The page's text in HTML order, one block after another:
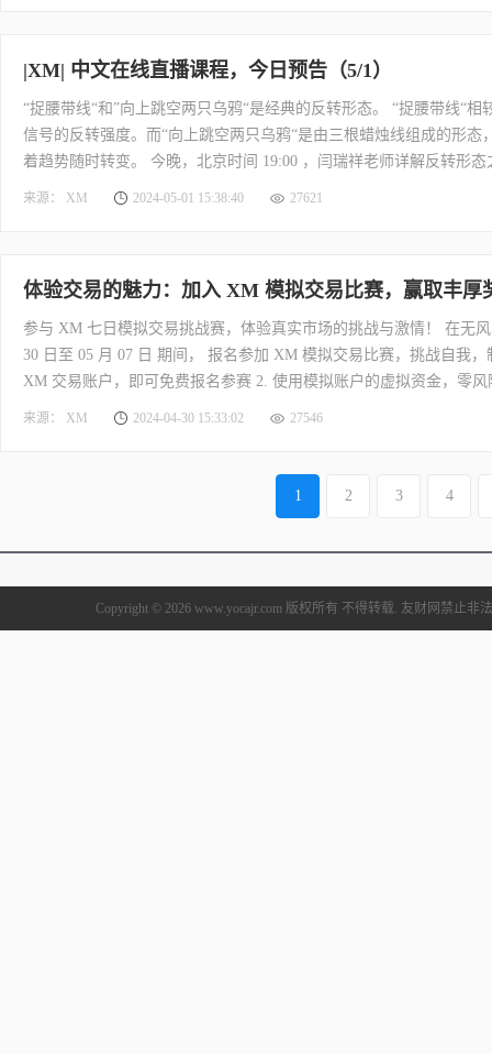
|XM| 中文在线直播课程，今日预告（5/1）
“捉腰带线“和”向上跳空两只乌鸦“是经典的反转形态。 “捉腰带线“
信号的反转强度。而“向上跳空两只乌鸦“是由三根蜡烛线组成的形
着趋势随时转变。 今晚，北京时间 19:00 ，闫瑞祥老师详解反转形
）详解向上跳空两只乌鸦 投资的三大要素被概括为标的物、策略和
来源： XM 2024-05-01 15:38:40 27621
体验交易的魅力：加入 XM 模拟交易比赛，赢取丰厚
参与 XM 七日模拟交易挑战赛，体验真实市场的挑战与激情！ 在无
30 日至 05 月 07 日 期间， 报名参加 XM 模拟交易比赛，挑战自我
XM 交易账户，即可免费报名参赛 2. 使用模拟账户的虚拟资金，零
方海报二维码！ 了解更多，即刻访问 XM 官网： https://
来源： XM 2024-04-30 15:33:02 27546
1 2 3 4
Copyright © 2026 www.yocajr.com 版权所有 不得转载. 友财网禁止非